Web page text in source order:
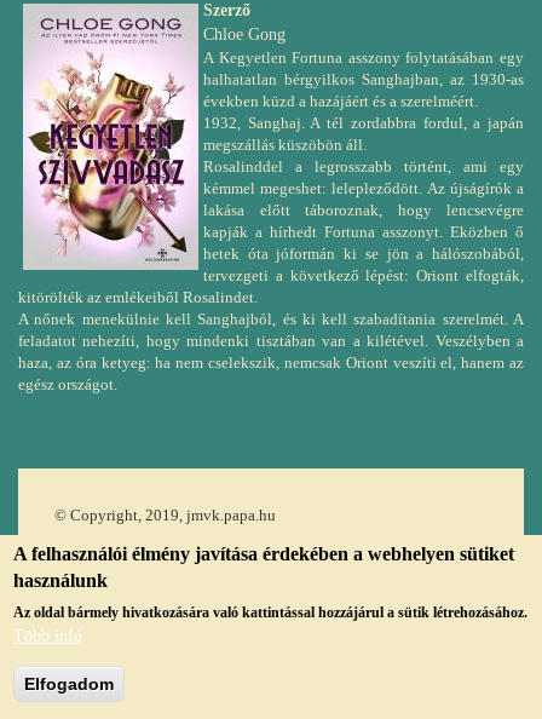
Szerző
Chloe Gong
A Kegyetlen Fortuna asszony folytatásában egy
halhatatlan bérgyilkos Sanghajban, az 1930-as
években küzd a hazájáért és a szerelméért.
1932, Sanghaj. A tél zordabbra fordul, a japán
megszállás küszöbön áll.
Rosalinddel a legrosszabb történt, ami egy
kémmel megeshet: lelepleződött. Az újságírók a
lakása előtt táboroznak, hogy lencsevégre
kapják a hírhedt Fortuna asszonyt. Eközben ő
hetek óta jóformán ki se jön a hálószobából,
tervezgeti a következő lépést: Oriont elfogták,
kitörölték az emlékeiből Rosalindet.
A nőnek menekülnie kell Sanghajból, és ki kell szabadítania szerelmét. A
feladatot nehezíti, hogy mindenki tisztában van a kilétével. Veszélyben a
haza, az óra ketyeg: ha nem cselekszik, nemcsak Oriont veszíti el, hanem az
egész országot.
© Copyright, 2019, jmvk.papa.hu
A felhasználói élmény javítása érdekében a webhelyen sütiket
használunk
Az oldal bármely hivatkozására való kattintással hozzájárul a sütik létrehozásához.
Több infó
Elfogadom